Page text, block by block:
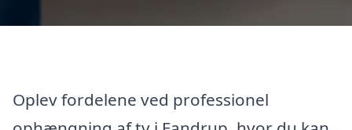
Oplev fordelene ved professionel